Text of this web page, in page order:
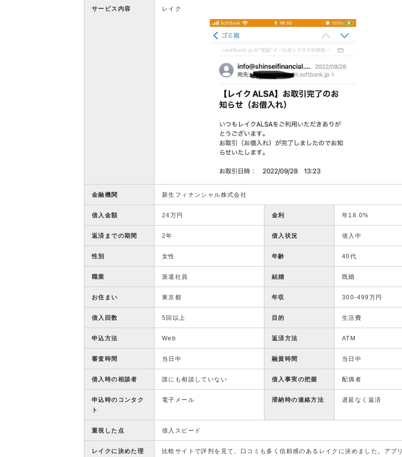
サービス内容 レイク
金融機関 新生フィナンシャル株式会社
借入金額 24万円 金利 年18.0%
返済までの期間 2年 借入状況 借入中
性別 女性 年齢 40代
職業 派遣社員 結婚 既婚
お住まい 東京都 年収 300-499万円
借入回数 5回以上 目的 生活費
申込方法 Web 返済方法 ATM
審査時間 当日中 融資時間 当日中
借入時の相談者 誰にも相談していない 借入事実の把握 配偶者
申込時のコンタク
ト
電子メール 滞納時の連絡方法 遅延なく返済
重視した点 借入スピード
レイクに決めた理
比較サイトで評判を見て、口コミも多く信頼感のあるレイクに決めました。アプリ